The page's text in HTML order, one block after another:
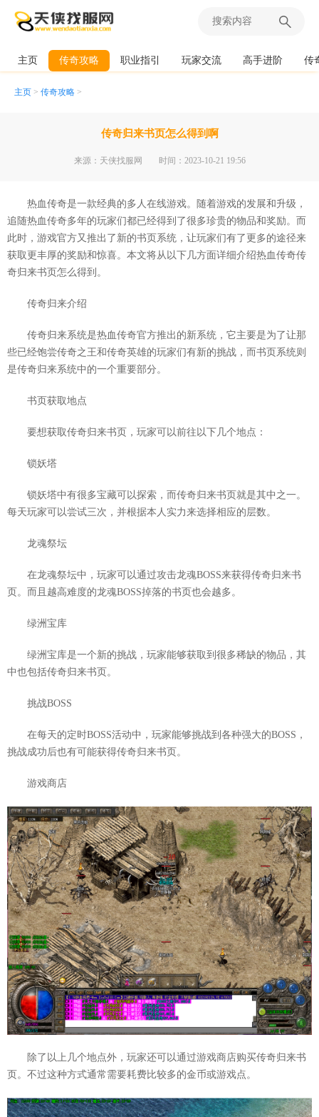
主页 传奇攻略 职业指引 玩家交流 高手进阶 传
主页 > 传奇攻略 >
传奇归来书页怎么得到啊
来源：天侠找服网 时间：2023-10-21 19:56
热血传奇是一款经典的多人在线游戏。随着游戏的发展和升级，
追随热血传奇多年的玩家们都已经得到了很多珍贵的物品和奖励。而
此时，游戏官方又推出了新的书页系统，让玩家们有了更多的途径来
获取更丰厚的奖励和惊喜。本文将从以下几方面详细介绍热血传奇传
奇归来书页怎么得到。
传奇归来介绍
传奇归来系统是热血传奇官方推出的新系统，它主要是为了让那
些已经饱尝传奇之王和传奇英雄的玩家们有新的挑战，而书页系统则
是传奇归来系统中的一个重要部分。
书页获取地点
要想获取传奇归来书页，玩家可以前往以下几个地点：
锁妖塔
锁妖塔中有很多宝藏可以探索，而传奇归来书页就是其中之一。
每天玩家可以尝试三次，并根据本人实力来选择相应的层数。
龙魂祭坛
在龙魂祭坛中，玩家可以通过攻击龙魂BOSS来获得传奇归来书
页。而且越高难度的龙魂BOSS掉落的书页也会越多。
绿洲宝库
绿洲宝库是一个新的挑战，玩家能够获取到很多稀缺的物品，其
中也包括传奇归来书页。
挑战BOSS
在每天的定时BOSS活动中，玩家能够挑战到各种强大的BOSS，
挑战成功后也有可能获得传奇归来书页。
游戏商店
除了以上几个地点外，玩家还可以通过游戏商店购买传奇归来书
页。不过这种方式通常需要耗费比较多的金币或游戏点。